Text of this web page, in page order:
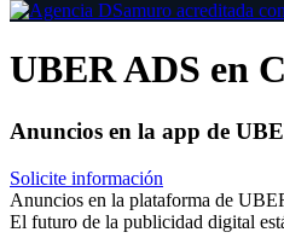
UBER ADS en
Anuncios en la app de
Solicite información
Anuncios en la plataforma de
El futuro de la publicidad digital